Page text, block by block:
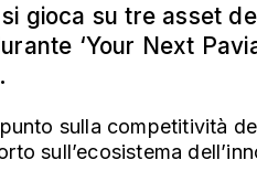
gioca su tre asset
‘Your Next
sulla competitività
sull’ecosistema